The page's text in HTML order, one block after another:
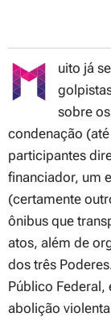
uito já
sobre
condenação
participantes
financiador, um
(certamente
ônibus que
atos, além de
dos três
Público
abolição